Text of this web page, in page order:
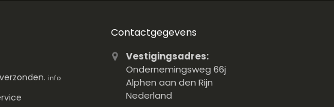
info
Contactgegevens
Vestigingsadres:
Ondernemingsweg 66j
Alphen aan den Rijn
Nederland